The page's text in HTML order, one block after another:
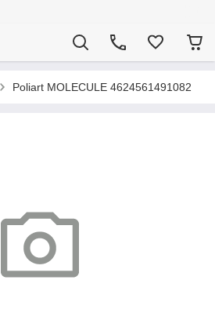
Poliart MOLECULE 4624561491082